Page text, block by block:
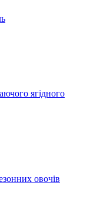
ягідного
овочів